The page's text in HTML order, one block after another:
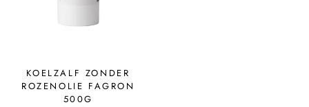
KOELZALF ZONDER
ROZENOLIE FAGRON
500G